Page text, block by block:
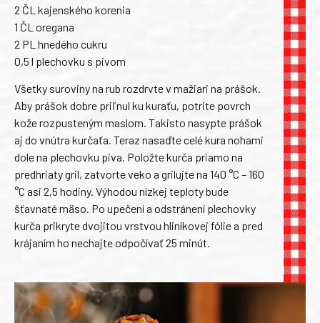
2 ČL kajenského korenia
1 ČL oregana
2 PL hnedého cukru
0,5 l plechovku s pivom
Všetky suroviny na rub rozdrvte v mažiari na prášok.
Aby prášok dobre priľnul ku kuraťu, potrite povrch
kože rozpusteným maslom. Takisto nasypte prášok
aj do vnútra kurčaťa. Teraz nasaďte celé kura nohami
dole na plechovku piva. Položte kurča priamo na
predhriaty gril, zatvorte veko a grilujte na 140 °C – 160
°C asi 2,5 hodiny. Výhodou nízkej teploty bude
šťavnaté mäso. Po upečení a odstránení plechovky
kurča prikryte dvojitou vrstvou hliníkovej fólie a pred
krájaním ho nechajte odpočívať 25 minút.